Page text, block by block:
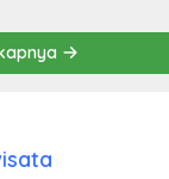
Ke Dompu